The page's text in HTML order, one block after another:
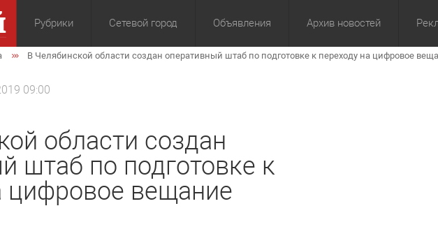
Рубрики
Общество Экономика Культура Политика Спорт ЖКХ
Сетевой город Объявления Архив новостей
За сутки За 3 дня
В Челябинской области создан оперативный штаб по подготовке к переходу на цифровое
09:00
области создан
штаб по подготовке к
цифровое вещание